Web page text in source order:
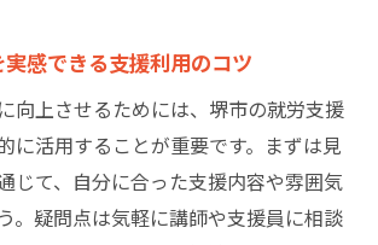
感できる支援利用のコツ
向上させるためには、堺市の就労支援
に活用することが重要です。まずは見
じて、自分に合った支援内容や雰囲気
。疑問点は気軽に講師や支援員に相談